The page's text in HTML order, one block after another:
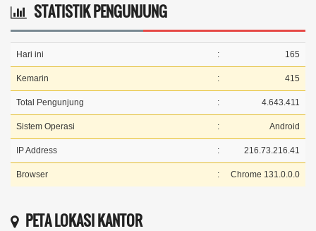
STATISTIK PENGUNJUNG
Hari ini : 165
Kemarin : 415
Total Pengunjung : 4.643.411
Sistem Operasi : Android
IP Address : 216.73.216.41
Browser : Chrome 131.0.0.0
PETA LOKASI KANTOR